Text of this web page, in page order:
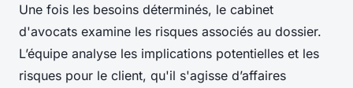
Une fois les besoins déterminés, le cabinet
d'avocats examine les risques associés au dossier.
L’équipe analyse les implications potentielles et les
risques pour le client, qu'il s'agisse d’affaires